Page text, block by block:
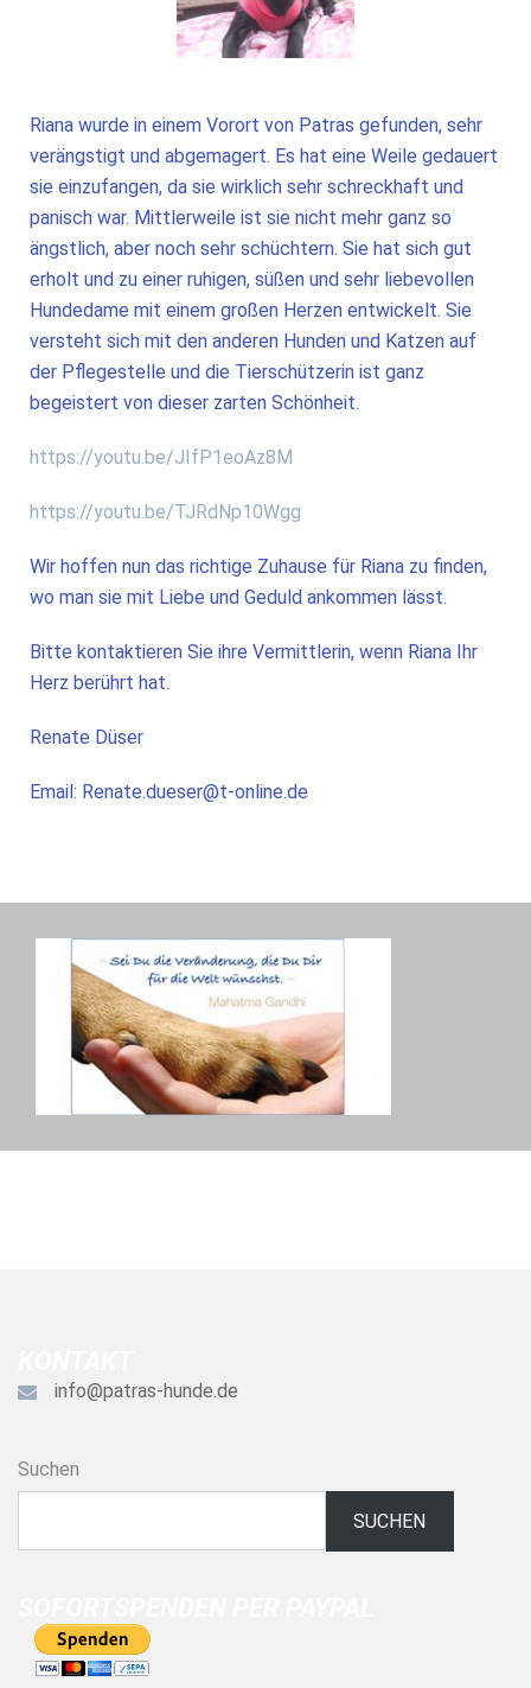
Riana wurde in einem Vorort von Patras gefunden, sehr
verängstigt und abgemagert. Es hat eine Weile gedauert
sie einzufangen, da sie wirklich sehr schreckhaft und
panisch war. Mittlerweile ist sie nicht mehr ganz so
ängstlich, aber noch sehr schüchtern. Sie hat sich gut
erholt und zu einer ruhigen, süßen und sehr liebevollen
Hundedame mit einem großen Herzen entwickelt. Sie
versteht sich mit den anderen Hunden und Katzen auf
der Pflegestelle und die Tierschützerin ist ganz
begeistert von dieser zarten Schönheit.
https://youtu.be/JIfP1eoAz8M
https://youtu.be/TJRdNp10Wgg
Wir hoffen nun das richtige Zuhause für Riana zu finden,
wo man sie mit Liebe und Geduld ankommen lässt.
Bitte kontaktieren Sie ihre Vermittlerin, wenn Riana Ihr
Herz berührt hat.
Renate Düser
Email: Renate.dueser@t-online.de
info@patras-hunde.de
Suchen
SUCHEN